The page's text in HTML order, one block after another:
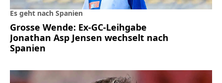
Es geht nach Spanien
Grosse Wende: Ex-GC-Leihgabe
Jonathan Asp Jensen wechselt nach
Spanien